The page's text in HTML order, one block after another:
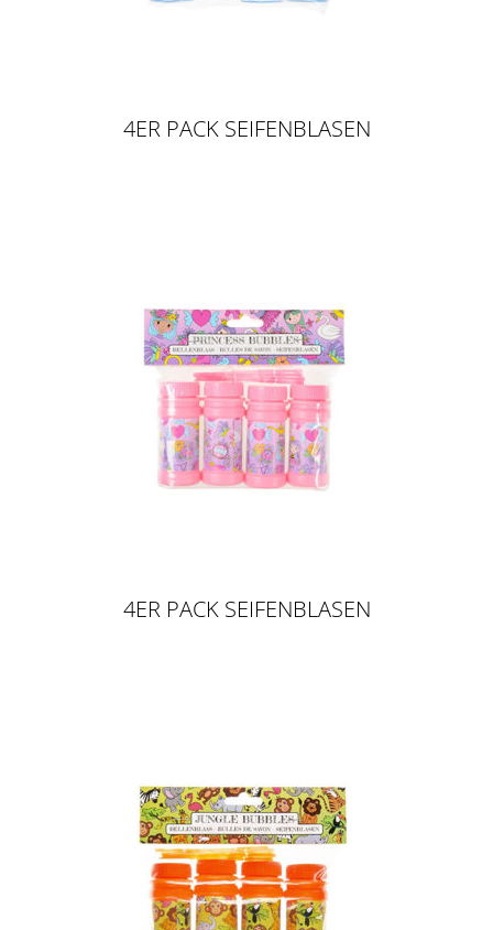
4ER PACK SEIFENBLASEN
4ER PACK SEIFENBLASEN